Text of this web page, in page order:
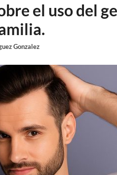
el uso del
Gonzalez